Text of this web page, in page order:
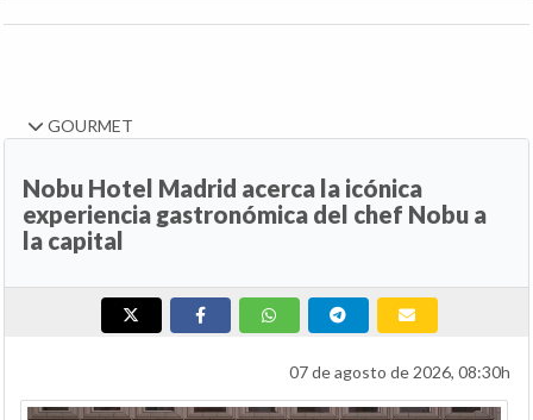
GOURMET
Nobu Hotel Madrid acerca la icónica
experiencia gastronómica del chef Nobu a
la capital
07 de agosto de 2026, 08:30h